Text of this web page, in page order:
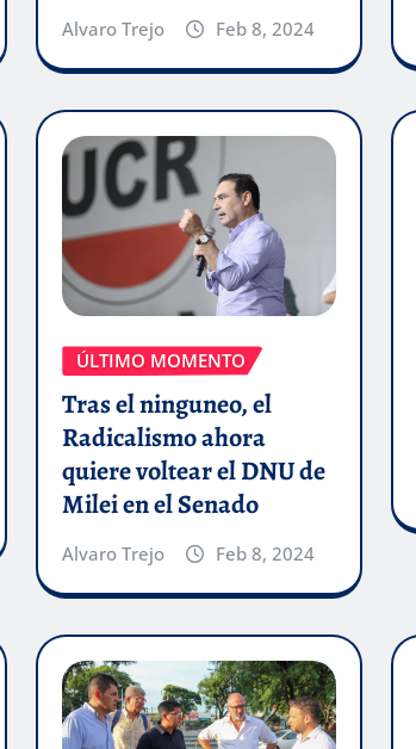
Alvaro Trejo Feb 8, 2024
ÚLTIMO MOMENTO
Tras el ninguneo, el
Radicalismo ahora
quiere voltear el DNU de
Milei en el Senado
Alvaro Trejo Feb 8, 2024